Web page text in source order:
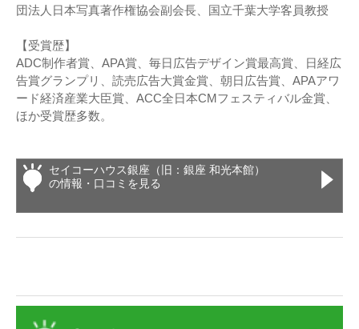
団法人日本写真著作権協会副会長、国立千葉大学客員教授
【受賞歴】
ADC制作者賞、APA賞、毎日広告デザイン賞最高賞、日経広
告賞グランプリ、読売広告大賞金賞、朝日広告賞、APAアワ
ード経済産業大臣賞、ACC全日本CMフェスティバル金賞、
ほか受賞歴多数。
セイコーハウス銀座（旧：銀座 和光本館）
の情報・口コミを見る